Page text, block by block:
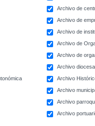
Archivo de
Archivo de
Archivo de
Archivo de
Archivo de
Archivo
Archivo
Archivo
Archivo
Archivo